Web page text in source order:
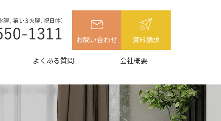
お問い合わせ 資料請求
よくある質問 会社概要